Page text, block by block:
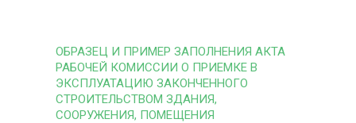
ОБРАЗЕЦ И ПРИМЕР ЗАПОЛНЕНИЯ АКТА
РАБОЧЕЙ КОМИССИИ О ПРИЕМКЕ В
ЭКСПЛУАТАЦИЮ ЗАКОНЧЕННОГО
СТРОИТЕЛЬСТВОМ ЗДАНИЯ,
СООРУЖЕНИЯ, ПОМЕЩЕНИЯ